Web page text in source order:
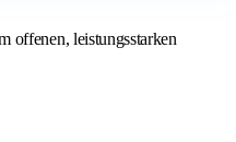
offenen, leistungsstarken